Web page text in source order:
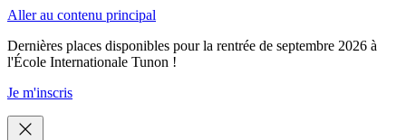
Aller au contenu principal
Dernières places disponibles pour la rentrée de septembre 2026 à
l'École Internationale Tunon !
Je m'inscris